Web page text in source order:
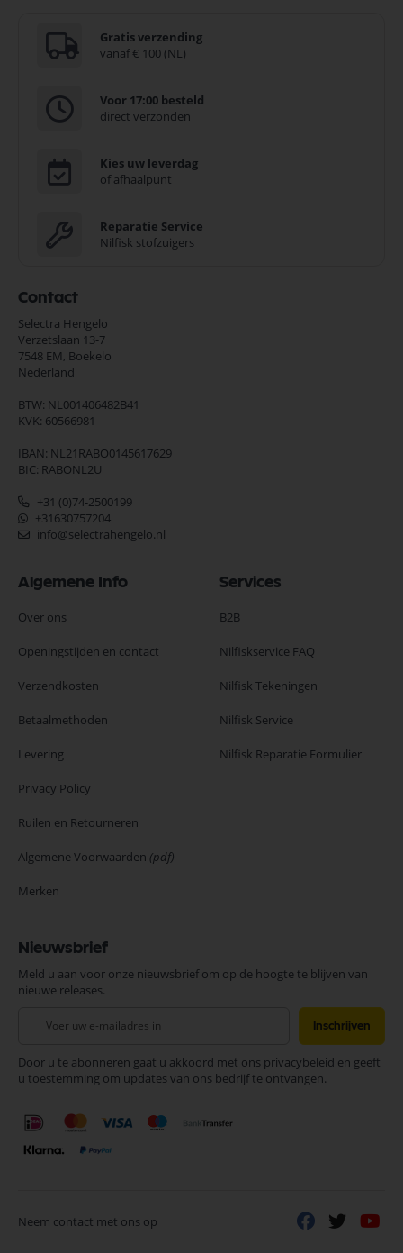
Gratis verzending
vanaf € 100 (NL)
Voor 17:00 besteld
direct verzonden
Kies uw leverdag
of afhaalpunt
Reparatie Service
Nilfisk stofzuigers
Contact
Selectra Hengelo
Verzetslaan 13-7
7548 EM, Boekelo
Nederland
BTW: NL001406482B41
KVK: 60566981
IBAN: NL21RABO0145617629
BIC: RABONL2U
+31 (0)74-2500199
+31630757204
info@selectrahengelo.nl
Algemene Info
Over ons
Openingstijden en contact
Verzendkosten
Betaalmethoden
Levering
Privacy Policy
Ruilen en Retourneren
Algemene Voorwaarden (pdf)
Merken
Services
B2B
Nilfiskservice FAQ
Nilfisk Tekeningen
Nilfisk Service
Nilfisk Reparatie Formulier
Nieuwsbrief
Meld u aan voor onze nieuwsbrief om op de hoogte te blijven van
nieuwe releases.
onze
nieuwsbrief
Inschrijven
Door u te abonneren gaat u akkoord met ons privacybeleid en geeft
u toestemming om updates van ons bedrijf te ontvangen.
Neem contact met ons op